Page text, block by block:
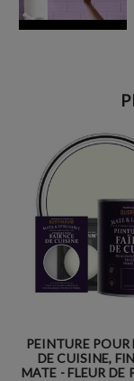
PEINTURE POUR
DE CUISINE,
MATE - FLEUR DE